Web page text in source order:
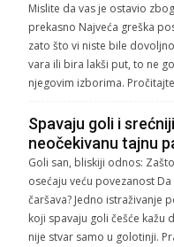
Mislite da vas je ostavio
prekasno Najveća greška
zato što vi niste bile
vara ili bira lakši put, to ne
njegovim izborima.
Spavaju goli i
neočekivanu tajnu
Goli san, bliskiji odnos:
osećaju veću povezanost
čaršava? Jedno istraživanje
koji spavaju goli češće kažu
nije stvar samo u golotinji.